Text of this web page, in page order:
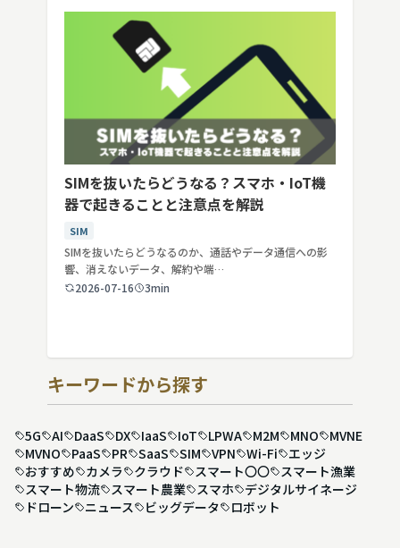
SIMを抜いたらどうなる？スマホ・IoT機
器で起きることと注意点を解説
SIM
SIMを抜いたらどうなるのか、通話やデータ通信への影
響、消えないデータ、解約や端…
2026-07-16
3min
キーワードから探す
5G AI DaaS DX IaaS IoT LPWA M2M MNO
MVNE
MVNO
PaaS PR SaaS SIM VPN Wi-Fi
エッジ
おすすめ
カメラ クラウド スマート〇〇
スマート漁業
スマート物流
スマート農業 スマホ
デジタルサイネージ
ドローン
ニュース ビッグデータ ロボット